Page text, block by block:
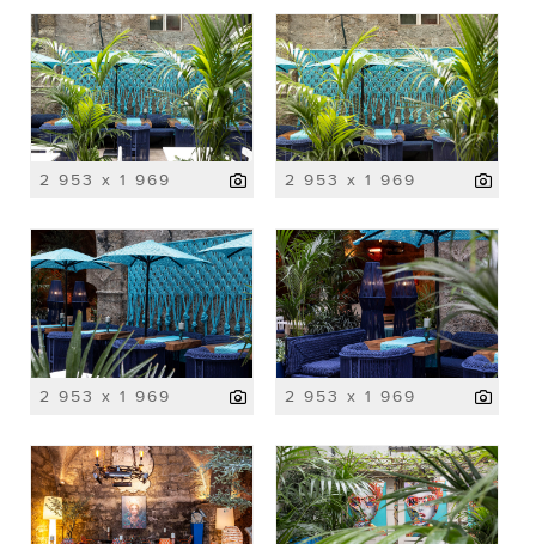
2 953 x 1 969 2 953 x 1 969
2 953 x 1 969 2 953 x 1 969